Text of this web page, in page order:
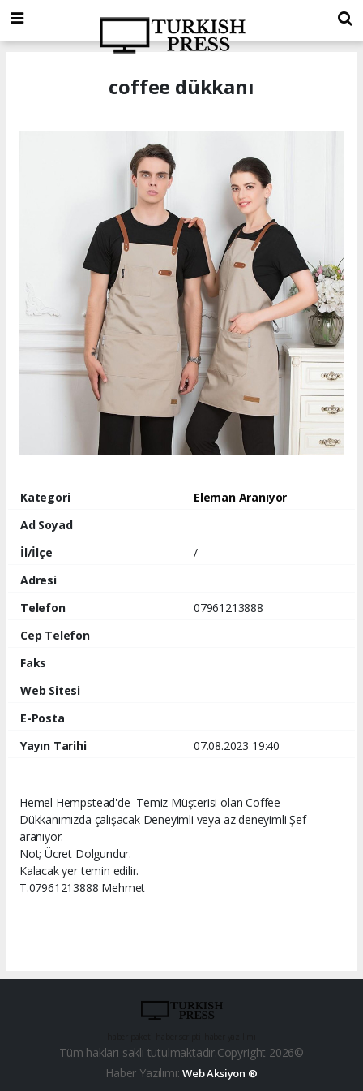
coffee dükkanı
Kategori
Eleman Aranıyor
Ad Soyad
İl/İlçe
/
Adresi
Telefon
07961213888
Cep Telefon
Faks
Web Sitesi
E-Posta
Yayın Tarihi
07.08.2023 19:40
Hemel Hempstead'de Temiz Müşterisi olan Coffee
Dükkanımızda çalışacak Deneyimli veya az deneyimli Şef
aranıyor.
Not; Ücret Dolgundur.
Kalacak yer temin edilir.
T.07961213888 Mehmet
Tüm hakları saklı tutulmaktadır.Copyright 2026©
Haber Yazılımı:Web Aksiyon ®